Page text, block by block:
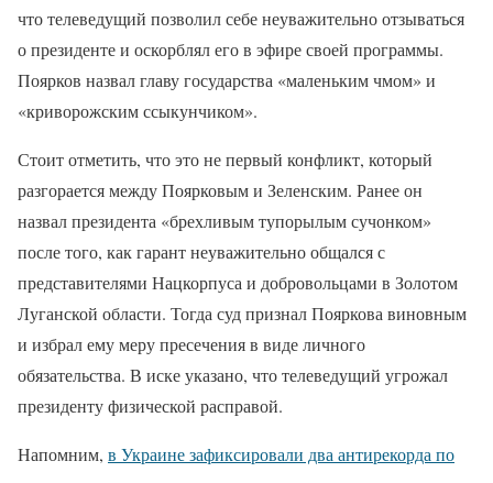
что телеведущий позволил себе неуважительно отзываться
о президенте и оскорблял его в эфире своей программы.
Поярков назвал главу государства «маленьким чмом» и
«криворожским ссыкунчиком».
Стоит отметить, что это не первый конфликт, который
разгорается между Поярковым и Зеленским. Ранее он
назвал президента «брехливым тупорылым сучонком»
после того, как гарант неуважительно общался с
представителями Нацкорпуса и добровольцами в Золотом
Луганской области. Тогда суд признал Пояркова виновным
и избрал ему меру пресечения в виде личного
обязательства. В иске указано, что телеведущий угрожал
президенту физической расправой.
Напомним, в Украине зафиксировали два антирекорда по